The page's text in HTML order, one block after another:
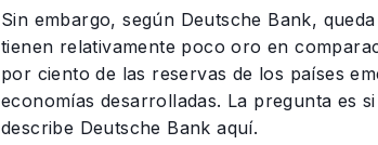
Sin embargo, según Deutsche Bank,
tienen relativamente poco oro en
por ciento de las reservas de los países
economías desarrolladas. La pregunta es
describe Deutsche Bank aquí.